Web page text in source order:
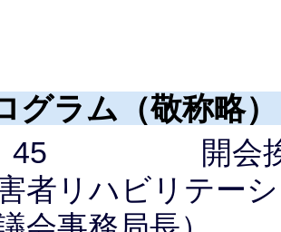
グラム（敬称略）
45 開会挨拶
者リハビリテー